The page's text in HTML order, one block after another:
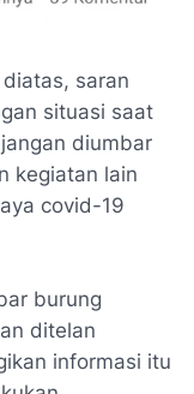
saran
situasi saat
diumbar
kegiatan lain
covid-19
burung
ditelan
informasi itu